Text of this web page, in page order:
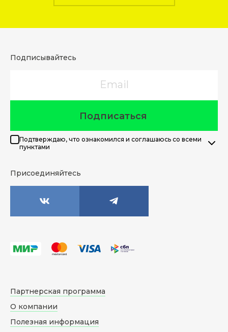
Подписывайтесь
Подписаться
Подтверждаю, что ознакомился и соглашаюсь со всеми
пунктами
Присоединяйтесь
Партнерская программа
О компании
Полезная информация